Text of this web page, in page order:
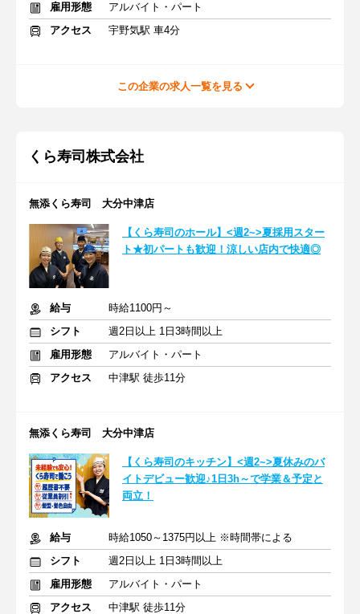
雇用形態
アルバイト・パート
アクセス
宇野気駅 車4分
この企業の求人一覧を見る
くら寿司株式会社
無添くら寿司 大分中津店
【くら寿司のホール】<週2~>夏採用スター
ト★初パートも歓迎！涼しい店内で快適◎
給与
時給1100円～
シフト
週2日以上 1日3時間以上
雇用形態
アルバイト・パート
アクセス
中津駅 徒歩11分
無添くら寿司 大分中津店
【くら寿司のキッチン】<週2~>夏休みのバ
イトデビュー歓迎♪1日3h～で学業＆予定と
両立！
給与
時給1050～1375円以上 ※時間帯による
シフト
週2日以上 1日3時間以上
雇用形態
アルバイト・パート
アクセス
中津駅 徒歩11分